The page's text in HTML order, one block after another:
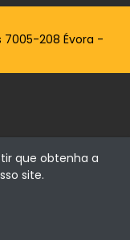
7005-208 Évora -
que obtenha a
site.